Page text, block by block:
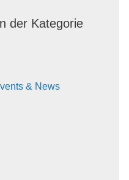
der Kategorie
& News